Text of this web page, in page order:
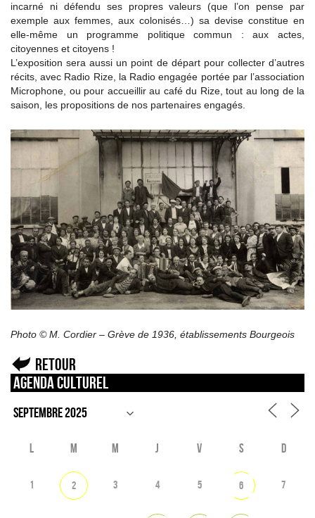
incarné ni défendu ses propres valeurs (que l’on pense par
exemple aux femmes, aux colonisés…) sa devise constitue en
elle-même un programme politique commun : aux actes,
citoyennes et citoyens !
L’exposition sera aussi un point de départ pour collecter d’autres
récits, avec Radio Rize, la Radio engagée portée par l’association
Microphone, ou pour accueillir au café du Rize, tout au long de la
saison, les propositions de nos partenaires engagés.
Photo © M. Cordier – Grève de 1936, établissements Bourgeois
Retour
Agenda culturel
L M M J V S D
1 2 3 4 5 6 7